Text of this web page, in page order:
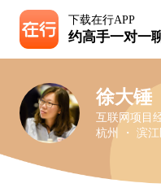
下载在行APP
约高手一对一
徐大锤
互联网项目
杭州 ・ 滨江